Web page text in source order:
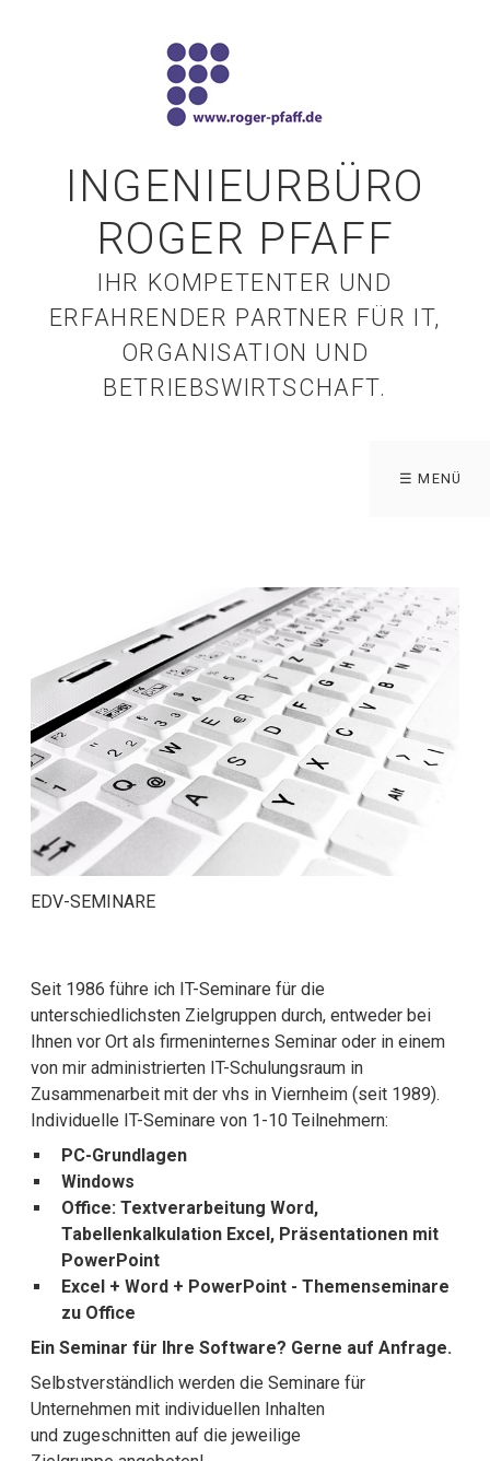
INGENIEURBÜRO
ROGER PFAFF
IHR KOMPETENTER UND
ERFAHRENDER PARTNER FÜR IT,
ORGANISATION UND
BETRIEBSWIRTSCHAFT.
☰ MENÜ
EDV-SEMINARE
Seit 1986 führe ich IT-Seminare für die
unterschiedlichsten Zielgruppen durch, entweder bei
Ihnen vor Ort als firmeninternes Seminar oder in einem
von mir administrierten IT-Schulungsraum in
Zusammenarbeit mit der vhs in Viernheim (seit 1989).
Individuelle IT-Seminare von 1-10 Teilnehmern:
PC-Grundlagen
Windows
Office: Textverarbeitung Word,
Tabellenkalkulation Excel, Präsentationen mit
PowerPoint
Excel + Word + PowerPoint - Themenseminare
zu Office
Ein Seminar für Ihre Software? Gerne auf Anfrage.
Selbstverständlich werden die Seminare für
Unternehmen mit individuellen Inhalten
und zugeschnitten auf die jeweilige